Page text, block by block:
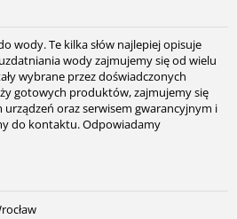
wody. Te kilka słów najlepiej opisuje
wody zajmujemy się od wielu
wybrane przez doświadczonych
gotowych produktów, zajmujemy się
oraz serwisem gwarancyjnym i
do kontaktu. Odpowiadamy